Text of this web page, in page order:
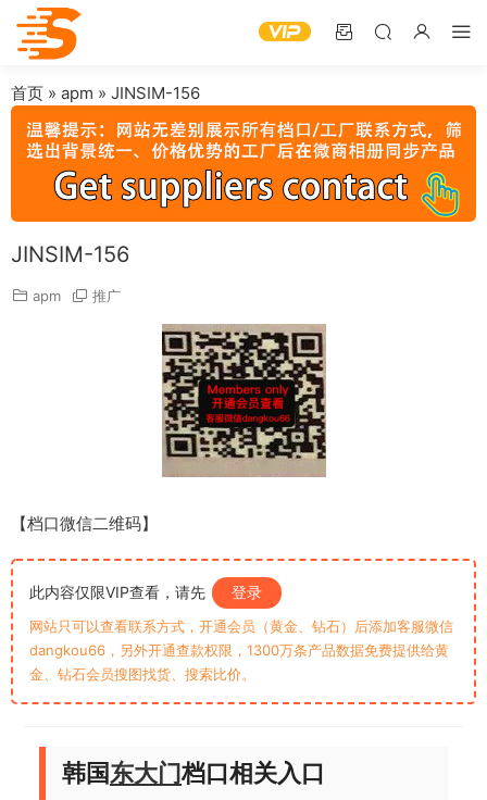
首页 » apm » JINSIM-156
JINSIM-156
apm 推广
【档口微信二维码】
此内容仅限VIP查看，请先 登录
网站只可以查看联系方式，开通会员（黄金、钻石）后添加客服微信
dangkou66，另外开通查款权限，1300万条产品数据免费提供给黄
金、钻石会员搜图找货、搜索比价。
韩国东大门档口相关入口